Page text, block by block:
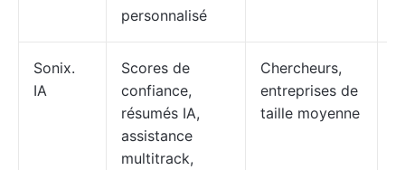
personnalisé
Sonix.
IA
Scores de
confiance,
résumés IA,
assistance
multitrack,
Chercheurs,
entreprises de
taille moyenne